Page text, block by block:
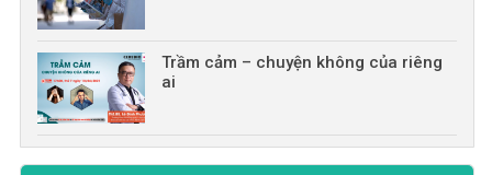
Trầm cảm – chuyện không của riêng
ai